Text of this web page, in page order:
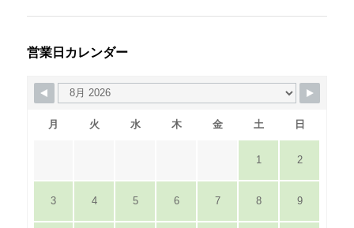
営業日カレンダー
月 火 水 木 金 土 日
1 2
3 4 5 6 7 8 9